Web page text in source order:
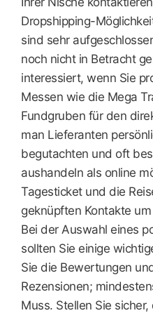
Dropshipping-
sind sehr
noch nicht in Betracht
interessiert, wenn Sie
Messen wie die Mega
Fundgruben für den
man Lieferanten
begutachten und oft
aushandeln als online
Tagesticket und die
geknüpften Kontakte
Bei der Auswahl eines
sollten Sie einige
Sie die Bewertungen
Rezensionen;
Muss. Stellen Sie